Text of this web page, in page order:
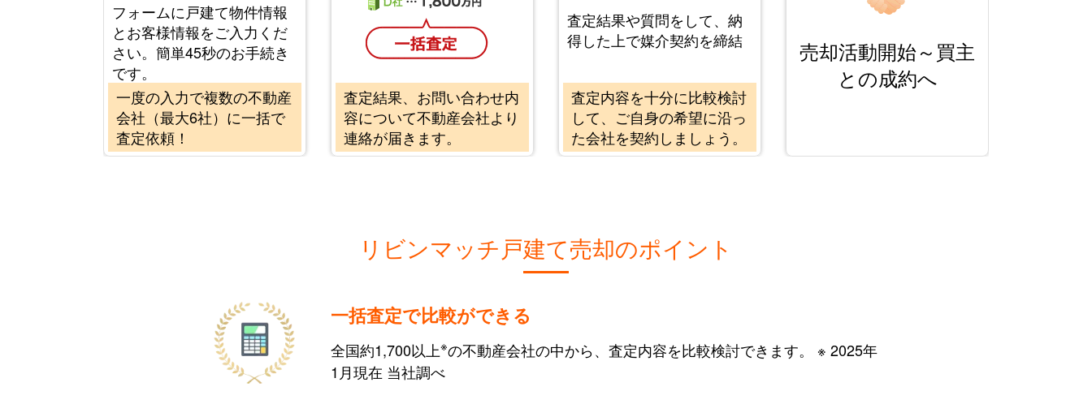
フォームに戸建て物件情報
とお客様情報をご入力くだ
さい。簡単45秒のお手続き
です。
一度の入力で複数の不動産
会社（最大6社）に一括で
査定依頼！
査定結果、お問い合わせ内
容について不動産会社より
連絡が届きます。
査定結果や質問をして、納
得した上で媒介契約を締結
査定内容を十分に比較検討
して、ご自身の希望に沿っ
た会社を契約しましょう。
売却活動開始～買主
との成約へ
リビンマッチ戸建て売却のポイント
一括査定で比較ができる
全国約1,700以上※の不動産会社の中から、査定内容を比較検討できます。 ※ 2025年
1月現在 当社調べ